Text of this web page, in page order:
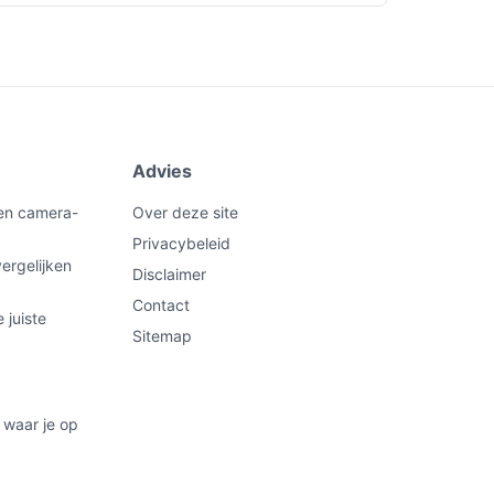
camera-
juiste
je op
Advies
Over deze site
Privacybeleid
Disclaimer
Contact
Sitemap